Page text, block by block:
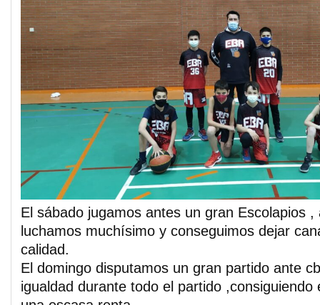
El sábado jugamos antes un gran Escolapios ,
luchamos muchísimo y conseguimos dejar
calidad.
El domingo disputamos un gran partido ante
igualdad durante todo el partido ,consiguiendo